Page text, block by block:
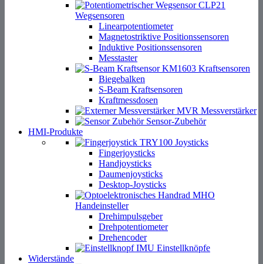
Wegsensoren
Linearpotentiometer
Magnetostriktive Positionssensoren
Induktive Positionssensoren
Messtaster
Kraftsensoren
Biegebalken
S-Beam Kraftsensoren
Kraftmessdosen
Messverstärker
Sensor-Zubehör
HMI-Produkte
Joysticks
Fingerjoysticks
Handjoysticks
Daumenjoysticks
Desktop-Joysticks
Handeinsteller
Drehimpulsgeber
Drehpotentiometer
Drehencoder
Einstellknöpfe
Widerstände